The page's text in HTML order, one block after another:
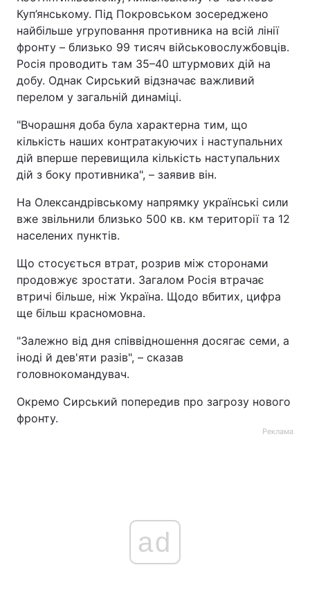
Куп’янському. Під Покровськом зосереджено
найбільше угруповання противника на всій лінії
фронту – близько 99 тисяч військовослужбовців.
Росія проводить там 35–40 штурмових дій на
добу. Однак Сирський відзначає важливий
перелом у загальній динаміці.
"Вчорашня доба була характерна тим, що
кількість наших контратакуючих і наступальних
дій вперше перевищила кількість наступальних
дій з боку противника", – заявив він.
На Олександрівському напрямку українські сили
вже звільнили близько 500 кв. км території та 12
населених пунктів.
Що стосується втрат, розрив між сторонами
продовжує зростати. Загалом Росія втрачає
втричі більше, ніж Україна. Щодо вбитих, цифра
ще більш красномовна.
"Залежно від дня співвідношення досягає семи, а
іноді й дев'яти разів", – сказав
головнокомандувач.
Окремо Сирський попередив про загрозу нового
фронту.
Реклама
ad